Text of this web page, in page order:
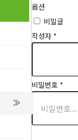
옵션
비밀글
작성자 *
비밀번호 *